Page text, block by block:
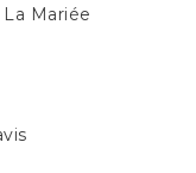
Mariée